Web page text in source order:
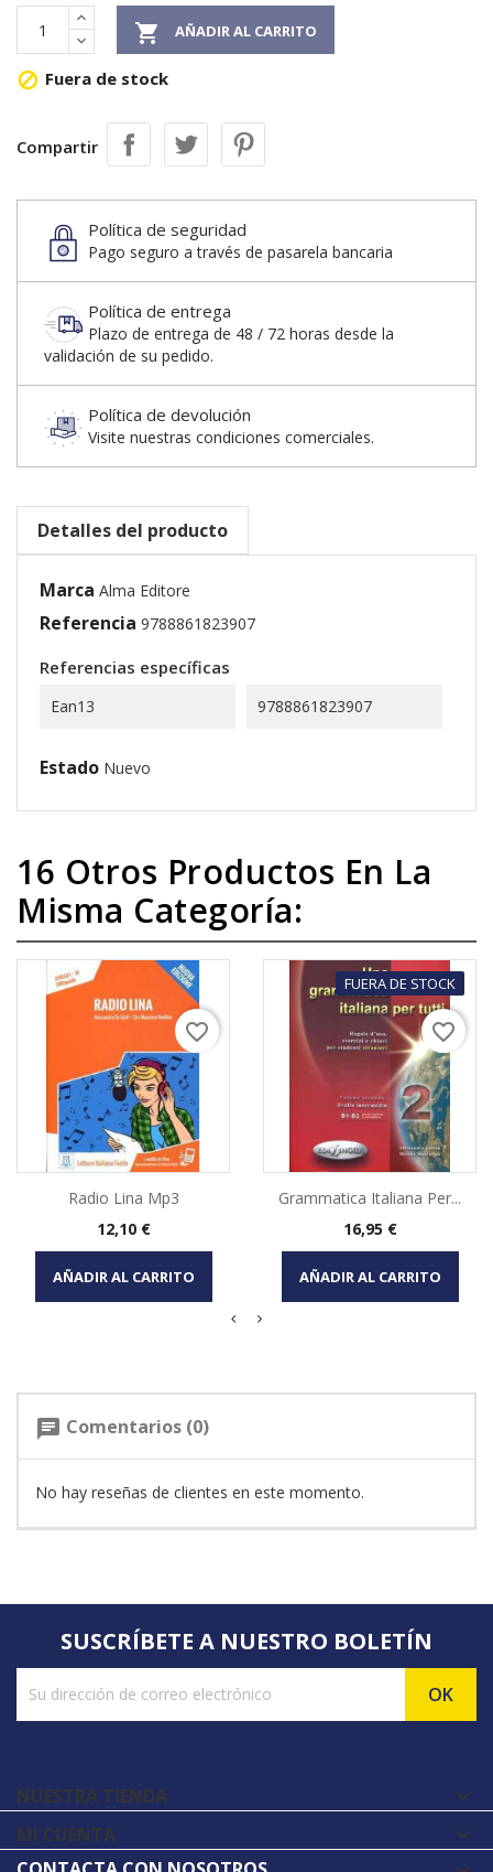
 AÑADIR AL CARRITO
 Fuera de stock
Compartir
Política de seguridad
Pago seguro a través de pasarela bancaria
Política de entrega
Plazo de entrega de 48 / 72 horas desde la
validación de su pedido.
Política de devolución
Visite nuestras condiciones comerciales.
Detalles del producto
Marca Alma Editore
Referencia 9788861823907
Referencias específicas
Ean13 9788861823907
Estado Nuevo
16 Otros Productos En La
Misma Categoría:
Radio Lina Mp3
Precio
12,10 €
AÑADIR AL CARRITO
favorite_border
FUERA DE STOCK
Grammatica Italiana Per...
Precio
16,95 €
AÑADIR AL CARRITO
favorite_border
chat Comentarios (0)
No hay reseñas de clientes en este momento.
SUSCRÍBETE A NUESTRO BOLETÍN
NUESTRA TIENDA 
MI CUENTA 